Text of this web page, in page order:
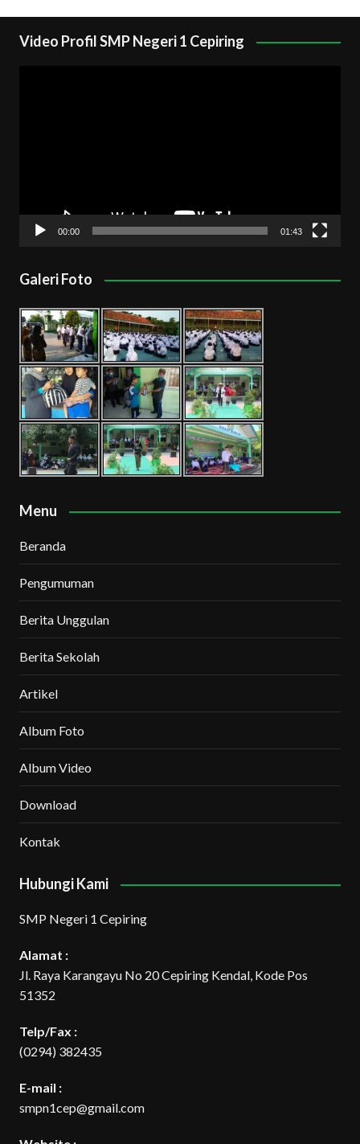
Video Profil SMP Negeri 1 Cepiring
00:00 01:43
Galeri Foto
Menu
Beranda
Pengumuman
Berita Unggulan
Berita Sekolah
Artikel
Album Foto
Album Video
Download
Kontak
Hubungi Kami
SMP Negeri 1 Cepiring
Alamat :
Jl. Raya Karangayu No 20 Cepiring Kendal, Kode Pos
51352
Telp/Fax :
(0294) 382435
E-mail :
smpn1cep@gmail.com